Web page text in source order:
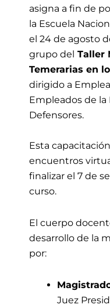
asigna a fin de
la Escuela
el 24 de agosto
grupo del Taller
Temerarias en
dirigido a
Empleados de la
Defensores.
Esta
encuentros
finalizar el 7 de
curso.
El cuerpo
desarrollo de la
por:
Juez